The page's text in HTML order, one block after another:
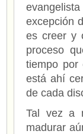
excepción
es creer y
proceso
tiempo por
está ahí
de cada
Tal vez a
madurar